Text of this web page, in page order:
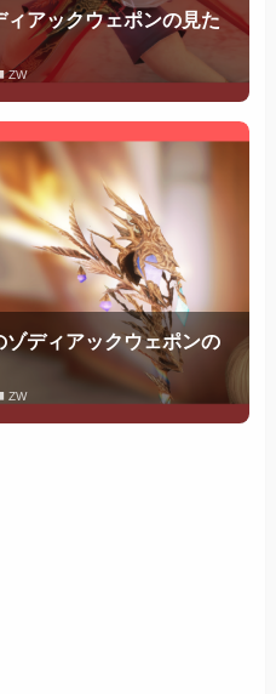
アックウェポンの見た
ZW
ディアックウェポンの
ZW